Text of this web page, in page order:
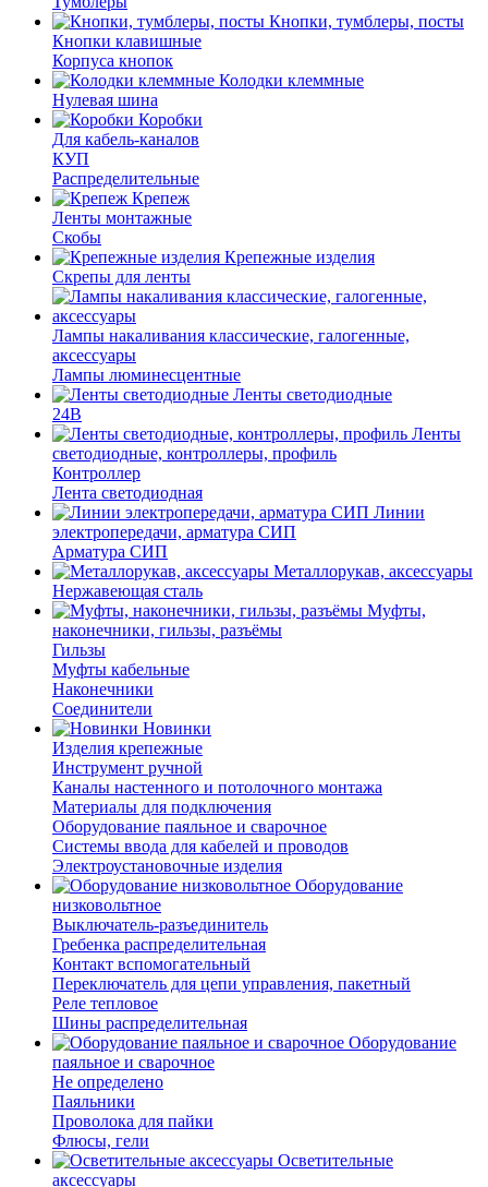
Кнопки, тумблеры, посты
Кнопки клавишные
Корпуса кнопок
Колодки клеммные
Нулевая шина
Коробки
Для кабель-каналов
КУП
Распределительные
Крепеж
Ленты монтажные
Скобы
Крепежные изделия
Скрепы для ленты
Лампы накаливания классические, галогенные,
аксессуары
Лампы люминесцентные
Ленты светодиодные
24В
Ленты
светодиодные, контроллеры, профиль
Контроллер
Лента светодиодная
Линии
электропередачи, арматура СИП
Арматура СИП
Металлорукав, аксессуары
Нержавеющая сталь
Муфты,
наконечники, гильзы, разъёмы
Гильзы
Муфты кабельные
Наконечники
Соединители
Новинки
Изделия крепежные
Инструмент ручной
Каналы настенного и потолочного монтажа
Материалы для подключения
Оборудование паяльное и сварочное
Системы ввода для кабелей и проводов
Электроустановочные изделия
Оборудование
низковольтное
Выключатель-разъединитель
Гребенка распределительная
Контакт вспомогательный
Переключатель для цепи управления, пакетный
Реле тепловое
Шины распределительная
Оборудование
паяльное и сварочное
Не определено
Паяльники
Проволока для пайки
Флюсы, гели
Осветительные
аксессуары